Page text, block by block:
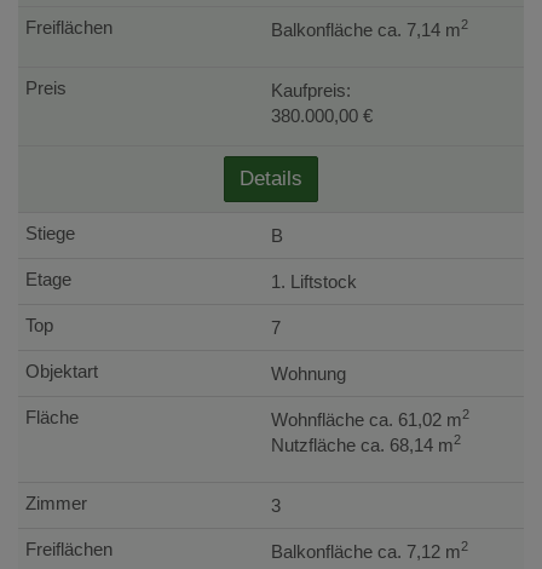
Balkonfläche ca. 7,14 m2
Kaufpreis:
380.000,00 €
Details
B
1. Liftstock
7
Wohnung
Wohnfläche ca. 61,02 m2
Nutzfläche ca. 68,14 m2
3
Balkonfläche ca. 7,12 m2